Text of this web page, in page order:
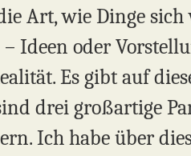
Art, wie Dinge sich
Ideen oder
Es gibt auf
drei großartige
Ich habe über